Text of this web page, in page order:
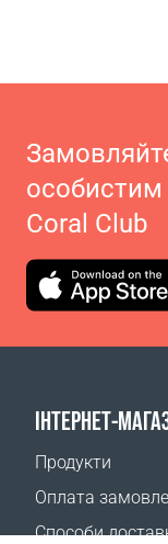
особистим
Coral Club
ІНТЕРНЕТ-
Продукти
Оплата
Способи